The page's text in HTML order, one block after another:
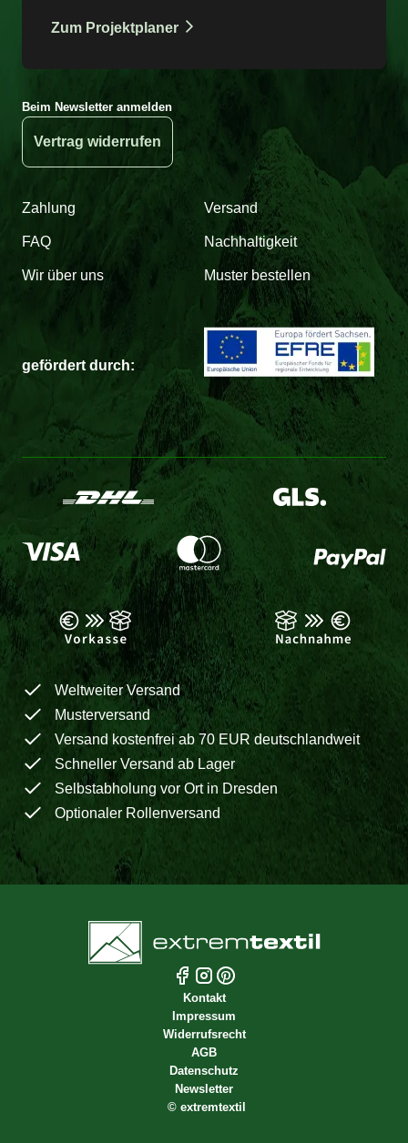
Zum Projektplaner
Beim Newsletter anmelden
Vertrag widerrufen
Zahlung Versand
FAQ Nachhaltigkeit
Wir über uns Muster bestellen
gefördert durch:
Weltweiter Versand
Musterversand
Versand kostenfrei ab 70 EUR deutschlandweit
Schneller Versand ab Lager
Selbstabholung vor Ort in Dresden
Optionaler Rollenversand
Kontakt
Impressum
Widerrufsrecht
AGB
Datenschutz
Newsletter
© extremtextil